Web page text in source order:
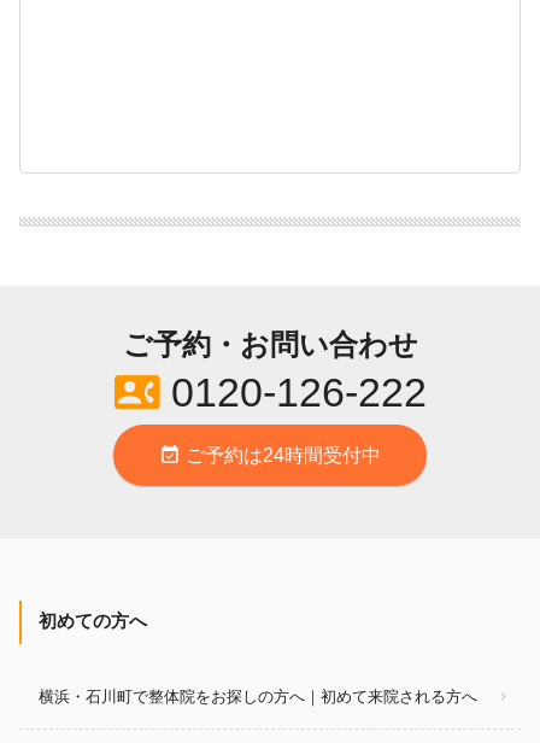
ご予約・お問い合わせ
contact_phone0120-126-222
event_available ご予約は24時間受付中
初めての方へ
横浜・石川町で整体院をお探しの方へ｜初めて来院される方へ